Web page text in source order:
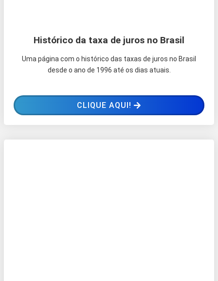
Histórico da taxa de juros no Brasil
Uma página com o histórico das taxas de juros no Brasil
desde o ano de 1996 até os dias atuais.
CLIQUE AQUI!